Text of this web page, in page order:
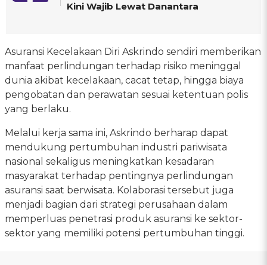
Kini Wajib Lewat Danantara
Asuransi Kecelakaan Diri Askrindo sendiri memberikan
manfaat perlindungan terhadap risiko meninggal
dunia akibat kecelakaan, cacat tetap, hingga biaya
pengobatan dan perawatan sesuai ketentuan polis
yang berlaku.
Melalui kerja sama ini, Askrindo berharap dapat
mendukung pertumbuhan industri pariwisata
nasional sekaligus meningkatkan kesadaran
masyarakat terhadap pentingnya perlindungan
asuransi saat berwisata. Kolaborasi tersebut juga
menjadi bagian dari strategi perusahaan dalam
memperluas penetrasi produk asuransi ke sektor-
sektor yang memiliki potensi pertumbuhan tinggi.